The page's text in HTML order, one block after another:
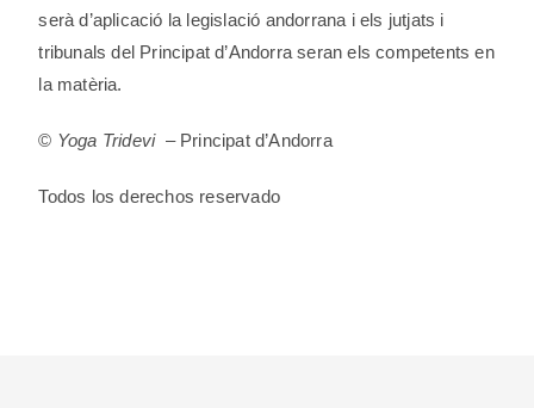
serà d’aplicació la legislació andorrana i els jutjats i
tribunals del Principat d’Andorra seran els competents en
la matèria.
© Yoga Tridevi– Principat d’Andorra
Todos los derechos reservado